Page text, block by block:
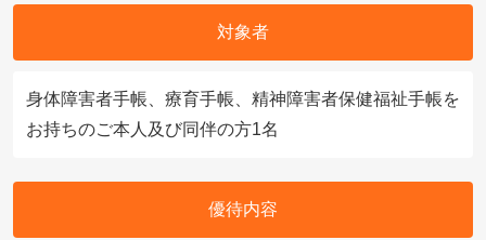
対象者
身体障害者手帳、療育手帳、精神障害者保健福祉手帳を
お持ちのご本人及び同伴の方1名
優待内容